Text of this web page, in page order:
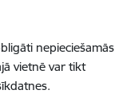
nepieciešamās
vietnē var tikt